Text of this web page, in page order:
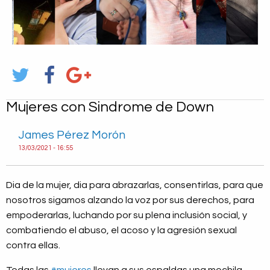
Mujeres con Sindrome de Down
James Pérez Morón
13/03/2021 - 16:55
Dia de la mujer, dia para abrazarlas, consentirlas, para que
nosotros sigamos alzando la voz por sus derechos, para
empoderarlas, luchando por su plena inclusión social, y
combatiendo el abuso, el acoso y la agresión sexual
contra ellas.